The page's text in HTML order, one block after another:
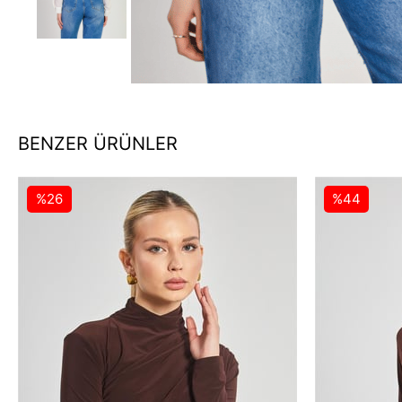
BENZER ÜRÜNLER
%26 %44